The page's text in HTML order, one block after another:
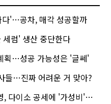
'…공차, 매각 성공할까
세럼' 생산 중단한다
획…성공 가능성은 '글쎄'
들…진짜 어려운 거 맞아?
소 공세에 '가성비'로 맞불